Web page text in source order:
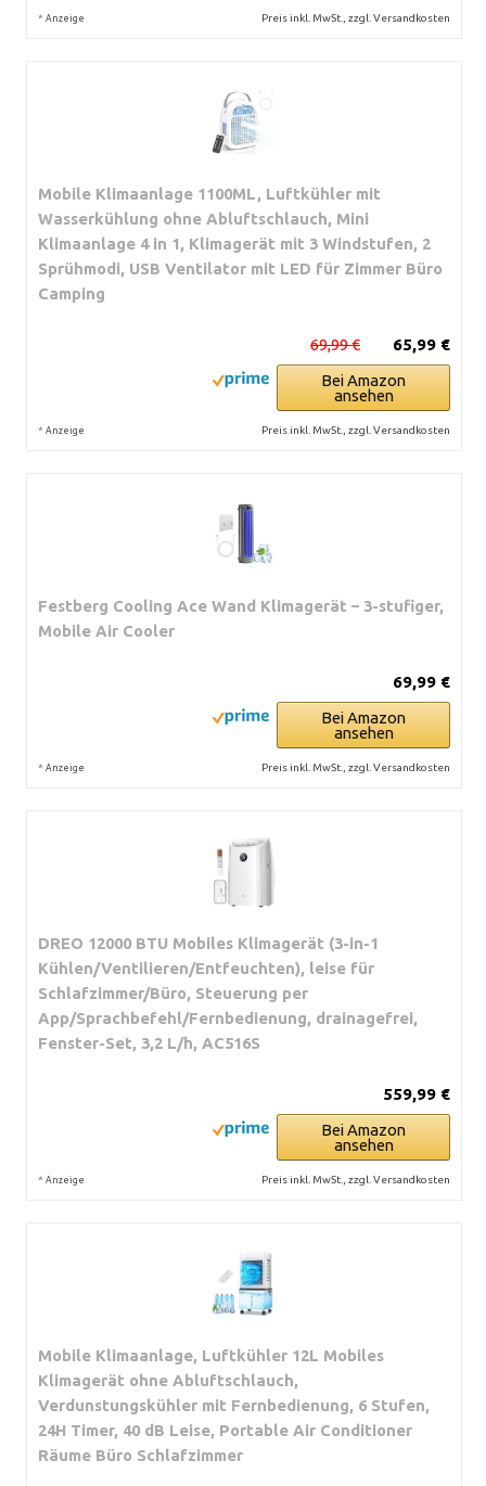
* Anzeige Preis inkl. MwSt., zzgl. Versandkosten
Mobile Klimaanlage 1100ML, Luftkühler mit
Wasserkühlung ohne Abluftschlauch, Mini
Klimaanlage 4 in 1, Klimagerät mit 3 Windstufen, 2
Sprühmodi, USB Ventilator mit LED für Zimmer Büro
Camping
65,99 €
69,99 €
Bei Amazon
ansehen
* Anzeige Preis inkl. MwSt., zzgl. Versandkosten
Festberg Cooling Ace Wand Klimagerät – 3-stufiger,
Mobile Air Cooler
69,99 €
Bei Amazon
ansehen
* Anzeige Preis inkl. MwSt., zzgl. Versandkosten
DREO 12000 BTU Mobiles Klimagerät (3-in-1
Kühlen/Ventilieren/Entfeuchten), leise für
Schlafzimmer/Büro, Steuerung per
App/Sprachbefehl/Fernbedienung, drainagefrei,
Fenster-Set, 3,2 L/h, AC516S
559,99 €
Bei Amazon
ansehen
* Anzeige Preis inkl. MwSt., zzgl. Versandkosten
Mobile Klimaanlage, Luftkühler 12L Mobiles
Klimagerät ohne Abluftschlauch,
Verdunstungskühler mit Fernbedienung, 6 Stufen,
24H Timer, 40 dB Leise, Portable Air Conditioner
Räume Büro Schlafzimmer